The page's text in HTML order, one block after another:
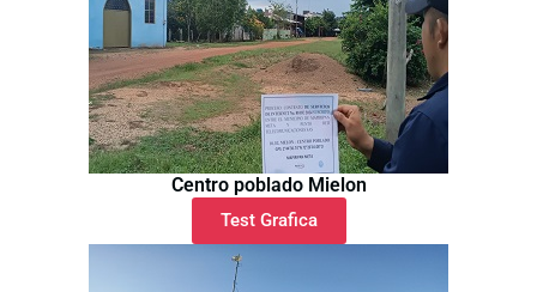
Centro poblado Mielon
Test Grafica